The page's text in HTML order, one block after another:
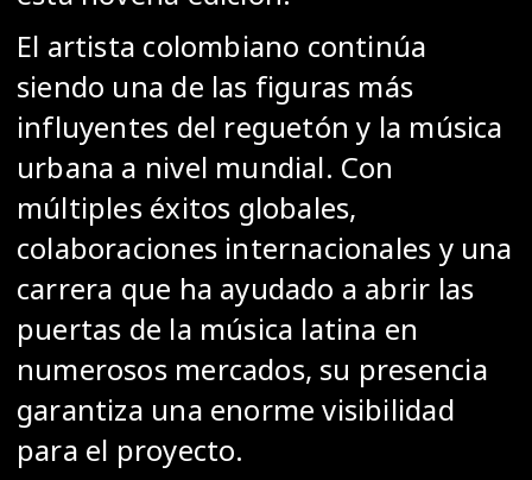
El artista colombiano continúa
siendo una de las figuras más
influyentes del reguetón y la música
urbana a nivel mundial. Con
múltiples éxitos globales,
colaboraciones internacionales y una
carrera que ha ayudado a abrir las
puertas de la música latina en
numerosos mercados, su presencia
garantiza una enorme visibilidad
para el proyecto.